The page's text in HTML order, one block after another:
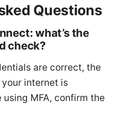
Questions
what’s the
check?
are correct, the
internet is
using MFA, confirm the